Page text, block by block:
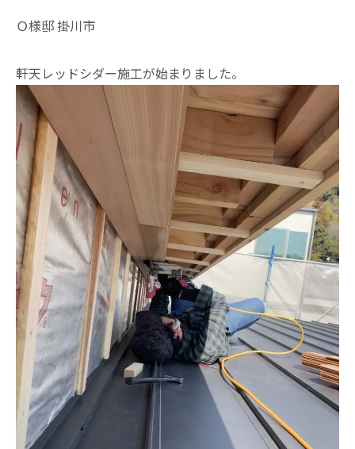
Ｏ様邸 掛川市
軒天レッドシダー施工が始まりました。